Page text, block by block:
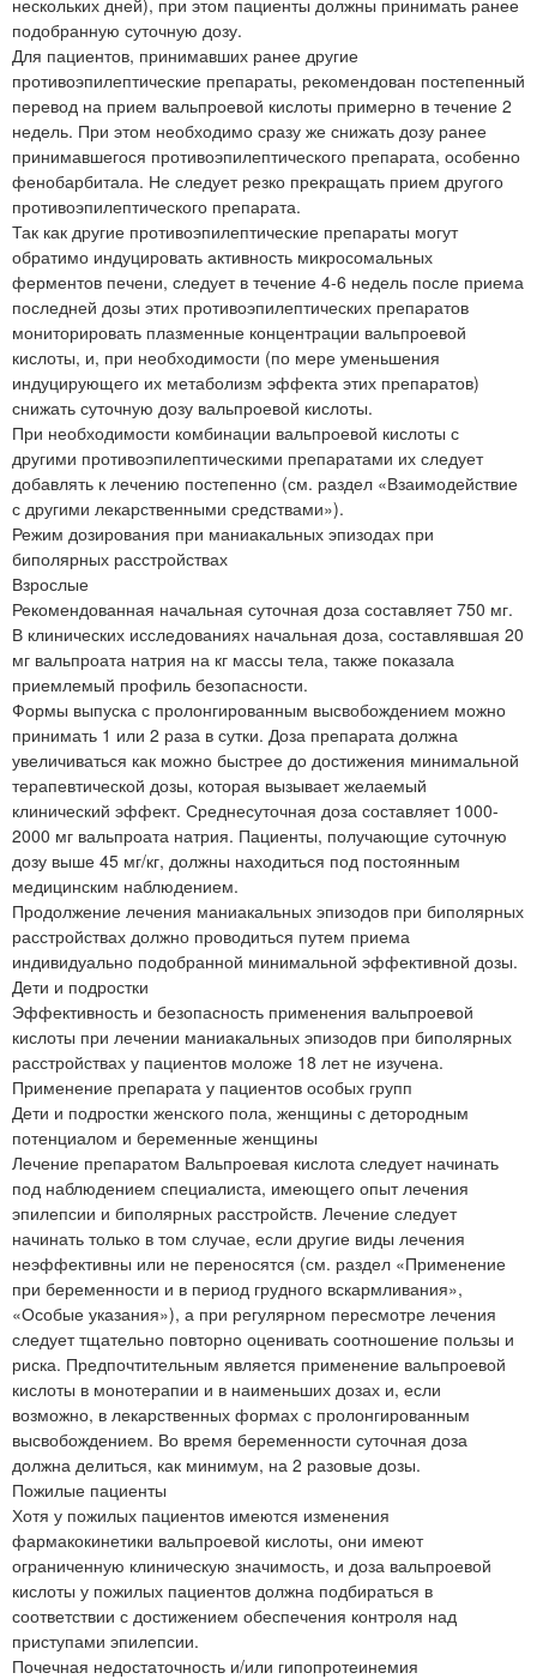
подобранную суточную дозу.
Для пациентов, принимавших ранее другие
противоэпилептические препараты, рекомендован постепенный
перевод на прием вальпроевой кислоты примерно в течение 2
недель. При этом необходимо сразу же снижать дозу ранее
принимавшегося противоэпилептического препарата, особенно
фенобарбитала. Не следует резко прекращать прием другого
противоэпилептического препарата.
Так как другие противоэпилептические препараты могут
обратимо индуцировать активность микросомальных
ферментов печени, следует в течение 4-6 недель после приема
последней дозы этих противоэпилептических препаратов
мониторировать плазменные концентрации вальпроевой
кислоты, и, при необходимости (по мере уменьшения
индуцирующего их метаболизм эффекта этих препаратов)
снижать суточную дозу вальпроевой кислоты.
При необходимости комбинации вальпроевой кислоты с
другими противоэпилептическими препаратами их следует
добавлять к лечению постепенно (см. раздел «Взаимодействие
с другими лекарственными средствами»).
Режим дозирования при маниакальных эпизодах при
биполярных расстройствах
Взрослые
Рекомендованная начальная суточная доза составляет 750 мг.
В клинических исследованиях начальная доза, составлявшая 20
мг вальпроата натрия на кг массы тела, также показала
приемлемый профиль безопасности.
Формы выпуска с пролонгированным высвобождением можно
принимать 1 или 2 раза в сутки. Доза препарата должна
увеличиваться как можно быстрее до достижения минимальной
терапевтической дозы, которая вызывает желаемый
клинический эффект. Среднесуточная доза составляет 1000-
2000 мг вальпроата натрия. Пациенты, получающие суточную
дозу выше 45 мг/кг, должны находиться под постоянным
медицинским наблюдением.
Продолжение лечения маниакальных эпизодов при биполярных
расстройствах должно проводиться путем приема
индивидуально подобранной минимальной эффективной дозы.
Дети и подростки
Эффективность и безопасность применения вальпроевой
кислоты при лечении маниакальных эпизодов при биполярных
расстройствах у пациентов моложе 18 лет не изучена.
Применение препарата у пациентов особых групп
Дети и подростки женского пола, женщины с детородным
потенциалом и беременные женщины
Лечение препаратом Вальпроевая кислота следует начинать
под наблюдением специалиста, имеющего опыт лечения
эпилепсии и биполярных расстройств. Лечение следует
начинать только в том случае, если другие виды лечения
неэффективны или не переносятся (см. раздел «Применение
при беременности и в период грудного вскармливания»,
«Особые указания»), а при регулярном пересмотре лечения
следует тщательно повторно оценивать соотношение пользы и
риска. Предпочтительным является применение вальпроевой
кислоты в монотерапии и в наименьших дозах и, если
возможно, в лекарственных формах с пролонгированным
высвобождением. Во время беременности суточная доза
должна делиться, как минимум, на 2 разовые дозы.
Пожилые пациенты
Хотя у пожилых пациентов имеются изменения
фармакокинетики вальпроевой кислоты, они имеют
ограниченную клиническую значимость, и доза вальпроевой
кислоты у пожилых пациентов должна подбираться в
соответствии с достижением обеспечения контроля над
приступами эпилепсии.
Почечная недостаточность и/или гипопротеинемия